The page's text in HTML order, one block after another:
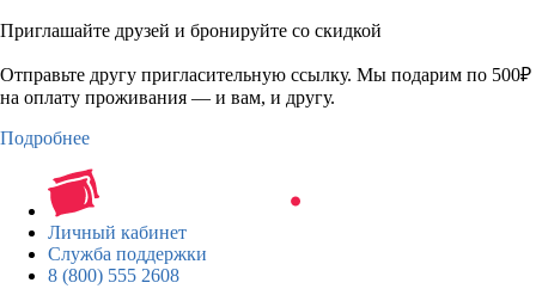
Приглашайте друзей и бронируйте со скидкой
Отправьте другу пригласительную ссылку. Мы подарим по 500₽
на оплату проживания — и вам, и другу.
Подробнее
Личный кабинет
Служба поддержки
8 (800) 555 2608